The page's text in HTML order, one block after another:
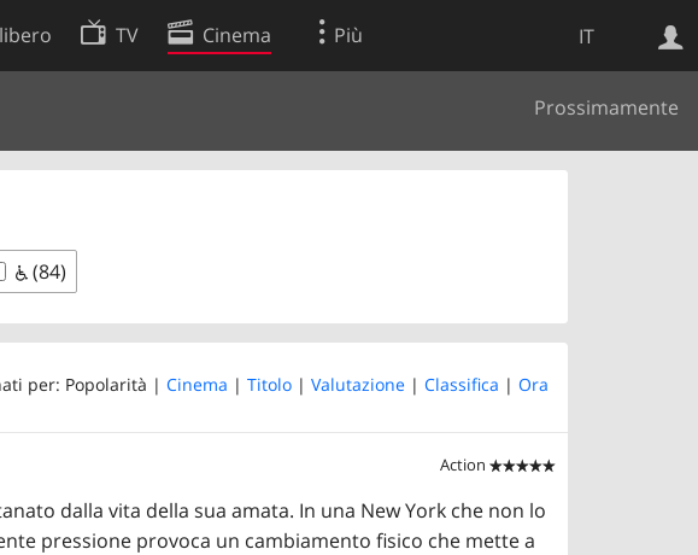
IT
TV Cinema Più
Prossimamente
(84)
per: Popolarità | Cinema | Titolo | Valutazione | Classifica | Ora
Action 

dalla vita della sua amata. In una New York che non lo
pressione provoca un cambiamento fisico che mette a